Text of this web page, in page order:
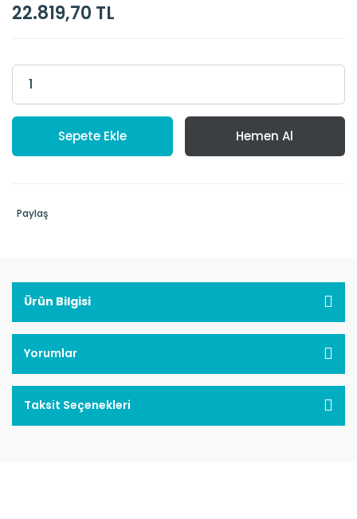
22.819,70 TL
Sepete Ekle Hemen Al
Paylaş
Ürün Bilgisi
Yorumlar
Taksit Seçenekleri